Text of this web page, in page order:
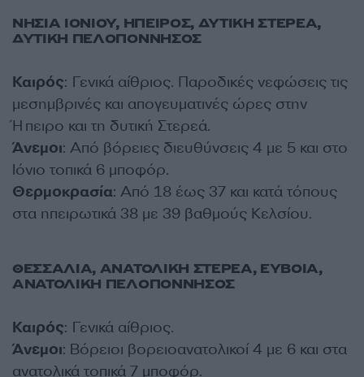
ΝΗΣΙΑ ΙΟΝΙΟΥ, ΗΠΕΙΡΟΣ, ΔΥΤΙΚΗ ΣΤΕΡΕΑ,
ΔΥΤΙΚΗ ΠΕΛΟΠΟΝΝΗΣΟΣ
Καιρός: Γενικά αίθριος. Παροδικές νεφώσεις τις
μεσημβρινές και απογευματινές ώρες στην
Ήπειρο και τη δυτική Στερεά.
Άνεμοι: Από βόρειες διευθύνσεις 4 με 5 και στο
Ιόνιο τοπικά 6 μποφόρ.
Θερμοκρασία: Από 18 έως 37 και κατά τόπους
στα ηπειρωτικά 38 με 39 βαθμούς Κελσίου.
ΘΕΣΣΑΛΙΑ, ΑΝΑΤΟΛΙΚΗ ΣΤΕΡΕΑ, ΕΥΒΟΙΑ,
ΑΝΑΤΟΛΙΚΗ ΠΕΛΟΠΟΝΝΗΣΟΣ
Καιρός: Γενικά αίθριος.
Άνεμοι: Βόρειοι βορειοανατολικοί 4 με 6 και στα
ανατολικά τοπικά 7 μποφόρ.